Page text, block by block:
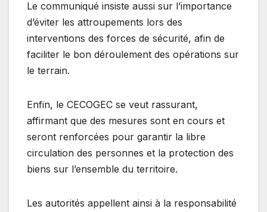
Le communiqué insiste aussi sur l’importance
d’éviter les attroupements lors des
interventions des forces de sécurité, afin de
faciliter le bon déroulement des opérations sur
le terrain.
Enfin, le CECOGEC se veut rassurant,
affirmant que des mesures sont en cours et
seront renforcées pour garantir la libre
circulation des personnes et la protection des
biens sur l’ensemble du territoire.
Les autorités appellent ainsi à la responsabilité